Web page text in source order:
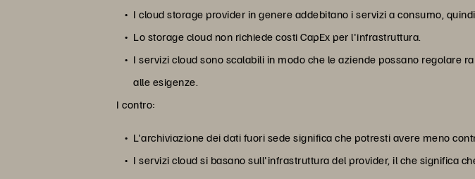
I cloud storage provider in genere addebitano i servizi a consumo,
Lo storage cloud non richiede costi CapEx per l'infrastruttura.
I servizi cloud sono scalabili in modo che le aziende possano regolare
alle esigenze.
I contro:
L'archiviazione dei dati fuori sede significa che potresti avere meno
I servizi cloud si basano sull'infrastruttura del provider, il che significa